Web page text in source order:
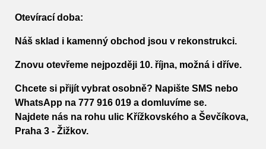
Otevírací doba:
Náš sklad i kamenný obchod jsou v rekonstrukci.
Znovu otevřeme nejpozději 10. října, možná i dříve.
Chcete si přijít vybrat osobně? Napište SMS nebo
WhatsApp na 777 916 019 a domluvíme se.
Najdete nás na rohu ulic Křížkovského a Ševčíkova,
Praha 3 - Žižkov.